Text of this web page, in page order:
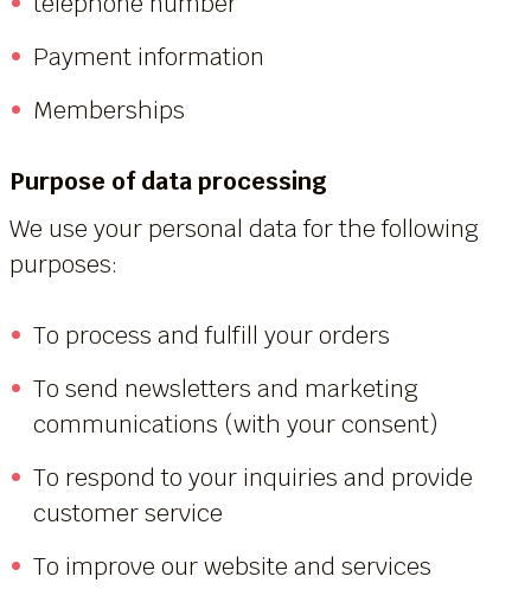
Payment information
Memberships
Purpose of data processing
We use your personal data for the following
purposes:
To process and fulfill your orders
To send newsletters and marketing
communications (with your consent)
To respond to your inquiries and provide
customer service
To improve our website and services